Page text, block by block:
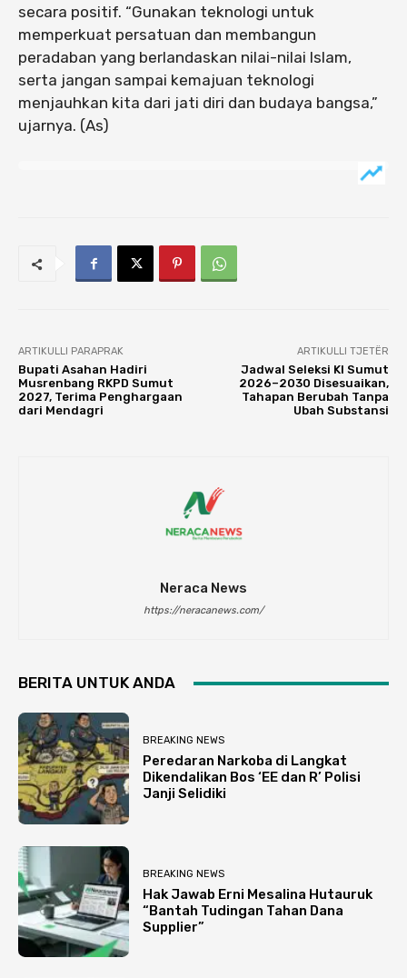
secara positif. “Gunakan teknologi untuk
memperkuat persatuan dan membangun
peradaban yang berlandaskan nilai-nilai Islam,
serta jangan sampai kemajuan teknologi
menjauhkan kita dari jati diri dan budaya bangsa,”
ujarnya. (As)
ARTIKULLI PARAPRAK
Bupati Asahan Hadiri
Musrenbang RKPD Sumut
2027, Terima Penghargaan
dari Mendagri
ARTIKULLI TJETËR
Jadwal Seleksi KI Sumut
2026–2030 Disesuaikan,
Tahapan Berubah Tanpa
Ubah Substansi
Neraca News
https://neracanews.com/
BERITA UNTUK ANDA
BREAKING NEWS
Peredaran Narkoba di Langkat
Dikendalikan Bos ‘EE dan R’ Polisi
Janji Selidiki
BREAKING NEWS
Hak Jawab Erni Mesalina Hutauruk
“Bantah Tudingan Tahan Dana
Supplier”